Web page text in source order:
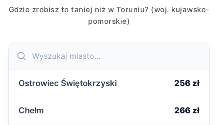
Gdzie zrobisz to taniej niż w Toruniu? (woj. kujawsko-
pomorskie)
Ostrowiec Świętokrzyski 256 zł
Chełm 266 zł